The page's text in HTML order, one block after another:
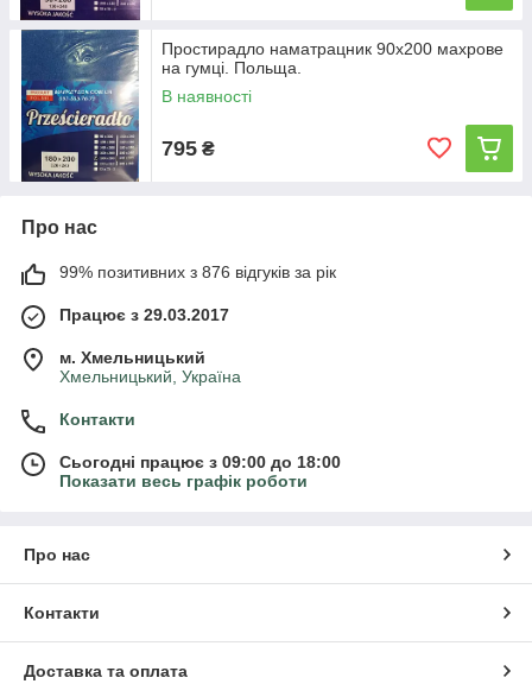
Простирадло наматрацник 90х200 махрове
на гумці. Польща.
В наявності
795 ₴
Про нас
99% позитивних з 876 відгуків за рік
Працює з 29.03.2017
м. Хмельницький
Хмельницький, Україна
Контакти
Сьогодні працює з 09:00 до 18:00
Показати весь графік роботи
Про нас
Контакти
Доставка та оплата